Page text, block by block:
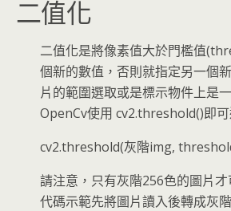
二值化
二值化是將像素值大於門檻值
個新的數值，否則就指定另一個
片的範圍選取或是標示物件上是
OpenCv使用 cv2.threshold()即可
cv2.threshold(灰階img,
請注意，只有灰階256色的圖片
代碼示範先將圖片讀入後轉成灰